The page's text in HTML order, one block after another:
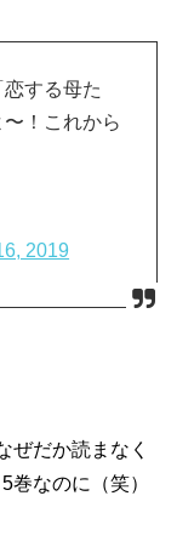
する母た
！これから
2019
ぜだか読まなく
なのに（笑）